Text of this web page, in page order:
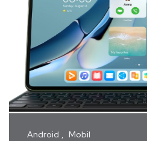
Android Mobil